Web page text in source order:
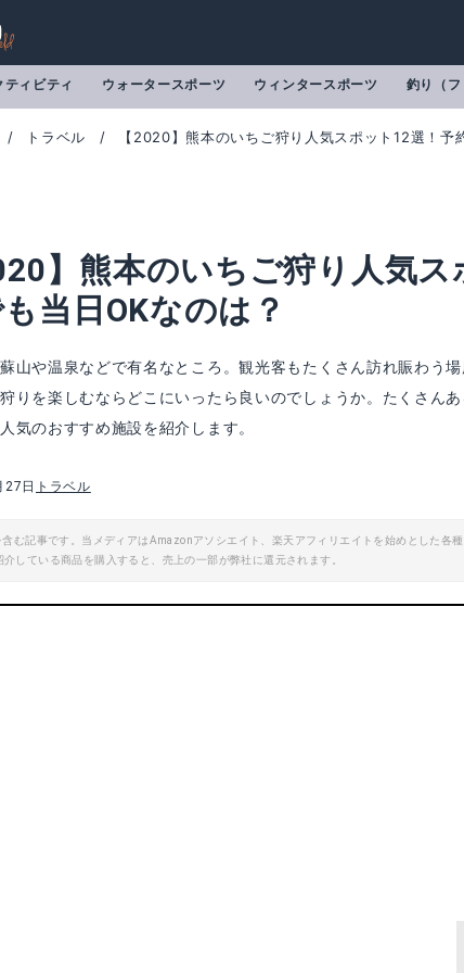
ティビティ ウォータースポーツ ウィンタースポーツ 釣り（フ
トラベル 【2020】熊本のいちご狩り人気スポット12選！予
】熊本のいちご狩り人気
当日OKなのは？
山や温泉などで有名なところ。観光客もたくさん訪れ賑わう
りを楽しむならどこにいったら良いのでしょうか。たくさん
気のおすすめ施設を紹介します。
日 トラベル
含む記事です。当メディアはAmazonアソシエイト、楽天アフィリエイトを始めとした各
介している商品を購入すると、売上の一部が弊社に還元されます。